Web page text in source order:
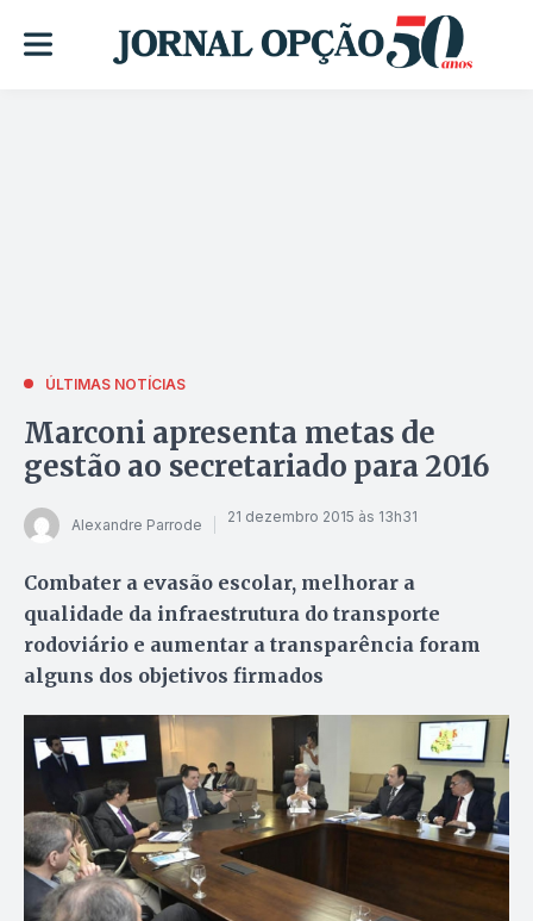
ÚLTIMAS NOTÍCIAS
Marconi apresenta metas de
gestão ao secretariado para 2016
Alexandre Parrode 21 dezembro 2015 às 13h31
Combater a evasão escolar, melhorar a
qualidade da infraestrutura do transporte
rodoviário e aumentar a transparência foram
alguns dos objetivos firmados